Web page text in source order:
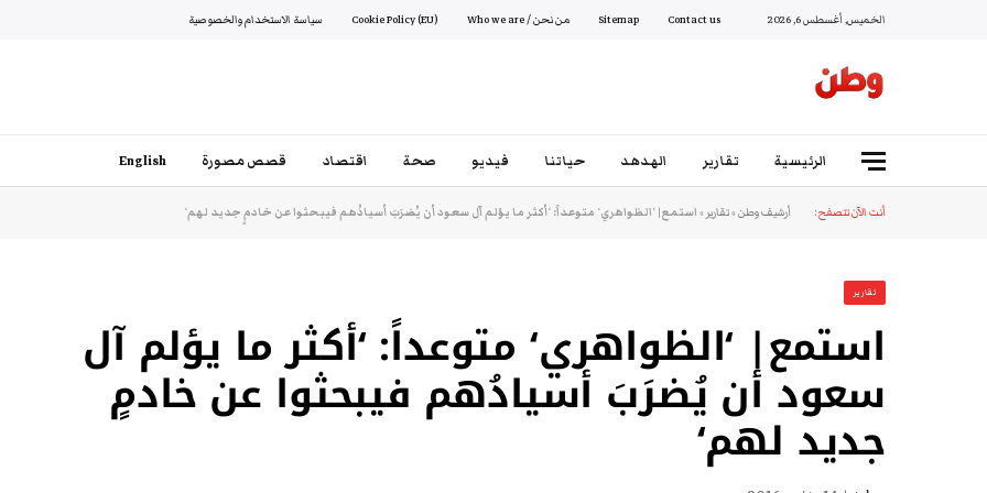
الخميس, أغسطس 6, 2026 Contact us
Sitemap من نحن / Who we are Cookie Policy (EU) سياسة الاستخدام والخصوصية
الرئيسية تقارير الهدهد حياتنا فيديو صحة اقتصاد قصص مصورة English
أنت الآن تتصفح: أرشيف وطن»تقارير»استمع| ‘الظواهري‘ متوعداً: ‘أكثر ما يؤلم آل سعود أن يُضرَبَ أسيادُهم فيبحثوا عن خادمٍ جديد لهم‘
تقارير
استمع| ‘الظواهري‘ متوعداً: ‘أكثر ما يؤلم آل
سعود أن يُضرَبَ أسيادُهم فيبحثوا عن خادمٍ
جديد لهم‘